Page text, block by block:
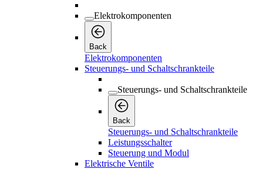
Elektrokomponenten
Back
Elektrokomponenten
Steuerungs- und Schaltschrankteile
Steuerungs- und Schaltschrankteile
Back
Steuerungs- und Schaltschrankteile
Leistungsschalter
Steuerung und Modul
Elektrische Ventile